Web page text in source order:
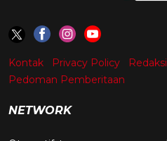
Kontak Privacy Policy Redaksi
Pedoman Pemberitaan
NETWORK